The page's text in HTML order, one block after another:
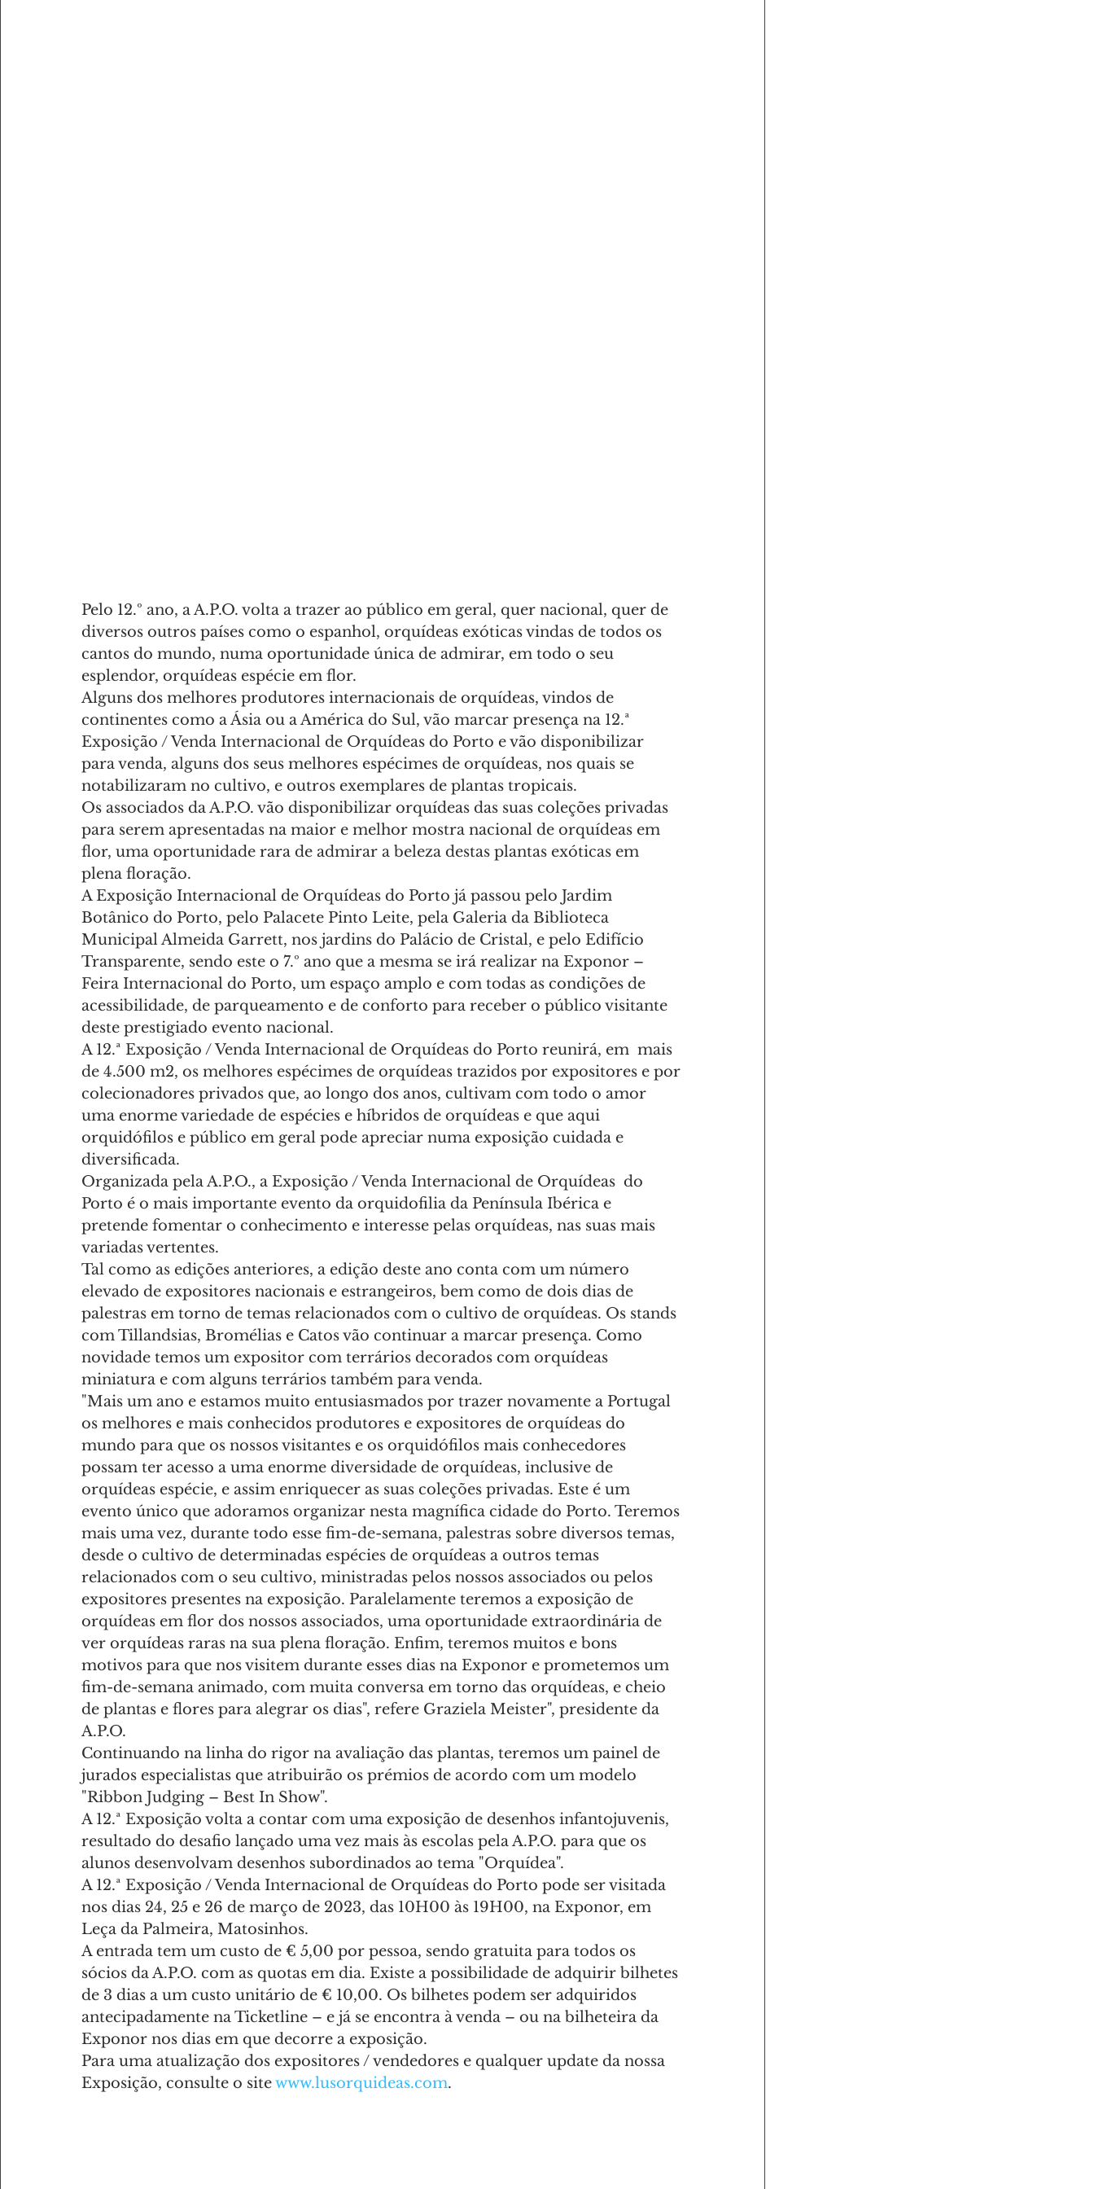
Pelo 12.º ano, a A.P.O. volta a trazer ao público em geral, quer nacional, quer de
diversos outros países como o espanhol, orquídeas exóticas vindas de todos os
cantos do mundo, numa oportunidade única de admirar, em todo o seu
esplendor, orquídeas espécie em flor.
Alguns dos melhores produtores internacionais de orquídeas, vindos de
continentes como a Ásia ou a América do Sul, vão marcar presença na 12.ª
Exposição / Venda Internacional de Orquídeas do Porto e vão disponibilizar
para venda, alguns dos seus melhores espécimes de orquídeas, nos quais se
notabilizaram no cultivo, e outros exemplares de plantas tropicais.
Os associados da A.P.O. vão disponibilizar orquídeas das suas coleções privadas
para serem apresentadas na maior e melhor mostra nacional de orquídeas em
flor, uma oportunidade rara de admirar a beleza destas plantas exóticas em
plena floração.
A Exposição Internacional de Orquídeas do Porto já passou pelo Jardim
Botânico do Porto, pelo Palacete Pinto Leite, pela Galeria da Biblioteca
Municipal Almeida Garrett, nos jardins do Palácio de Cristal, e pelo Edifício
Transparente, sendo este o 7.º ano que a mesma se irá realizar na Exponor –
Feira Internacional do Porto, um espaço amplo e com todas as condições de
acessibilidade, de parqueamento e de conforto para receber o público visitante
deste prestigiado evento nacional.
A 12.ª Exposição / Venda Internacional de Orquídeas do Porto reunirá, em  mais
de 4.500 m2, os melhores espécimes de orquídeas trazidos por expositores e por
colecionadores privados que, ao longo dos anos, cultivam com todo o amor
uma enorme variedade de espécies e híbridos de orquídeas e que aqui
orquidófilos e público em geral pode apreciar numa exposição cuidada e
diversificada.
Organizada pela A.P.O., a Exposição / Venda Internacional de Orquídeas  do
Porto é o mais importante evento da orquidofilia da Península Ibérica e
pretende fomentar o conhecimento e interesse pelas orquídeas, nas suas mais
variadas vertentes.
Tal como as edições anteriores, a edição deste ano conta com um número
elevado de expositores nacionais e estrangeiros, bem como de dois dias de
palestras em torno de temas relacionados com o cultivo de orquídeas. Os stands
com Tillandsias, Bromélias e Catos vão continuar a marcar presença. Como
novidade temos um expositor com terrários decorados com orquídeas
miniatura e com alguns terrários também para venda.
"Mais um ano e estamos muito entusiasmados por trazer novamente a Portugal
os melhores e mais conhecidos produtores e expositores de orquídeas do
mundo para que os nossos visitantes e os orquidófilos mais conhecedores
possam ter acesso a uma enorme diversidade de orquídeas, inclusive de
orquídeas espécie, e assim enriquecer as suas coleções privadas. Este é um
evento único que adoramos organizar nesta magnífica cidade do Porto. Teremos
mais uma vez, durante todo esse fim-de-semana, palestras sobre diversos temas,
desde o cultivo de determinadas espécies de orquídeas a outros temas
relacionados com o seu cultivo, ministradas pelos nossos associados ou pelos
expositores presentes na exposição. Paralelamente teremos a exposição de
orquídeas em flor dos nossos associados, uma oportunidade extraordinária de
ver orquídeas raras na sua plena floração. Enfim, teremos muitos e bons
motivos para que nos visitem durante esses dias na Exponor e prometemos um
fim-de-semana animado, com muita conversa em torno das orquídeas, e cheio
de plantas e flores para alegrar os dias", refere Graziela Meister", presidente da
A.P.O.
Continuando na linha do rigor na avaliação das plantas, teremos um painel de
jurados especialistas que atribuirão os prémios de acordo com um modelo
"Ribbon Judging – Best In Show".
A 12.ª Exposição volta a contar com uma exposição de desenhos infantojuvenis,
resultado do desafio lançado uma vez mais às escolas pela A.P.O. para que os
alunos desenvolvam desenhos subordinados ao tema "Orquídea".
A 12.ª Exposição / Venda Internacional de Orquídeas do Porto pode ser visitada
nos dias 24, 25 e 26 de março de 2023, das 10H00 às 19H00, na Exponor, em
Leça da Palmeira, Matosinhos.
A entrada tem um custo de € 5,00 por pessoa, sendo gratuita para todos os
sócios da A.P.O. com as quotas em dia. Existe a possibilidade de adquirir bilhetes
de 3 dias a um custo unitário de € 10,00. Os bilhetes podem ser adquiridos
antecipadamente na Ticketline – e já se encontra à venda – ou na bilheteira da
Exponor nos dias em que decorre a exposição.
Para uma atualização dos expositores / vendedores e qualquer update da nossa
Exposição, consulte o site www.lusorquideas.com.